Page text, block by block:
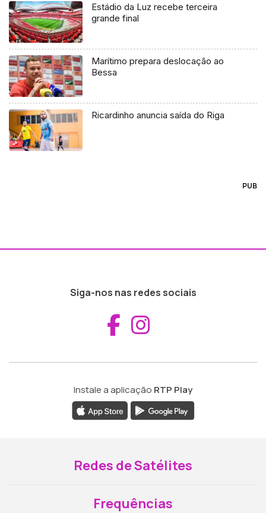
Estádio da Luz recebe terceira
grande final
Marítimo prepara deslocação ao
Bessa
Ricardinho anuncia saída do Riga
PUB
Siga-nos nas redes sociais
Aceder ao
Instale a aplicação RTP Play
Redes de Satélites
Frequências